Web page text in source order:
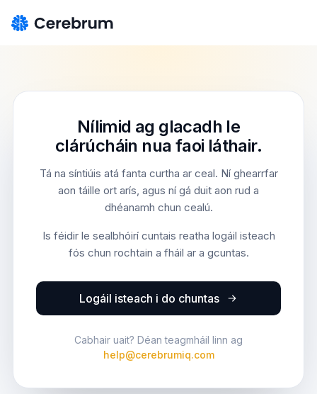
Nílimid ag glacadh le
clárúcháin nua faoi láthair.
Tá na síntiúis atá fanta curtha ar ceal. Ní ghearrfar
aon táille ort arís, agus ní gá duit aon rud a
dhéanamh chun cealú.
Is féidir le sealbhóirí cuntais reatha logáil isteach
fós chun rochtain a fháil ar a gcuntas.
Logáil isteach i do chuntas
Cabhair uait? Déan teagmháil linn ag
help@cerebrumiq.com